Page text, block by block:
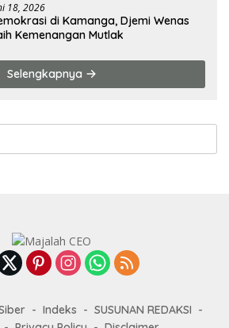
18, 2026
di Kamanga, Djemi Wenas
Kemenangan Mutlak
Selengkapnya
Indeks
SUSUNAN REDAKSI